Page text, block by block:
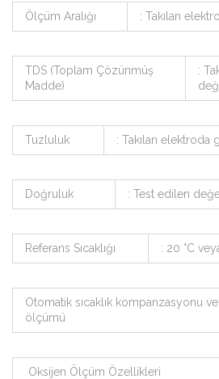
Ölçüm Aralığı : Takılan
TDS (Toplam Çözünmüş
Madde)
:
Tuzluluk : Takılan elektroda
Doğruluk : Test edilen
Referans Sıcaklığı : 20 °C
Otomatik sıcaklık kompanzasyonu ve
ölçümü
Oksijen Ölçüm Özellikleri